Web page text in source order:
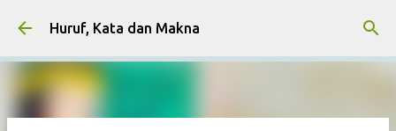
Skip to main content
Huruf, Kata dan Makna